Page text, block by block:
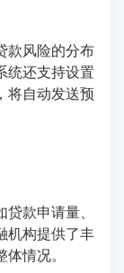
款风险的分布
统还支持设置
将自动发送预
款申请量、
机构提供了丰
情况。